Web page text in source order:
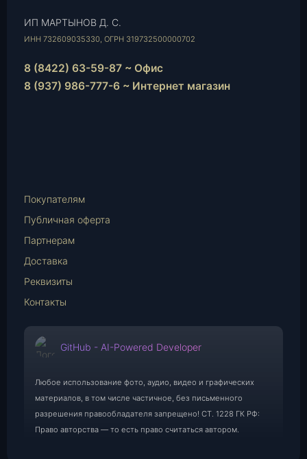
ИП МАРТЫНОВ Д. С.
ИНН 732609035330, ОГРН 319732500000702
8 (8422) 63-59-87 ~ Офис
8 (937) 986-777-6 ~ Интернет магазин
Mail
Покупателям
Публичная оферта
Партнерам
Доставка
Реквизиты
Контакты
GitHub - AI-Powered Developer
Любое использование фото, аудио, видео и графических
материалов, в том числе частичное, без письменного
разрешения правообладателя запрещено! СТ. 1228 ГК РФ:
Право авторства — то есть право считаться автором.